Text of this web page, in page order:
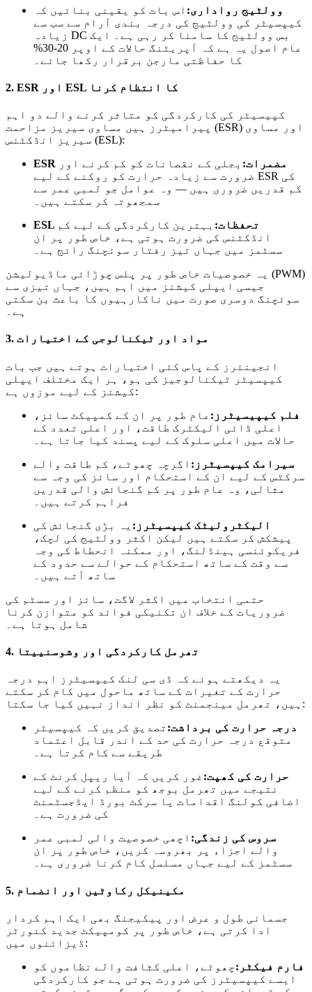
وولٹیج رواداری: اس بات کو یقینی بنائیں کہ
کیپسیٹر کی وولٹیج کی درجہ بندی آرام سے سب سے
زیادہ DC بس وولٹیج کا سامنا کر رہی ہے۔ ایک
عام اصول یہ ہے کہ آپریٹنگ حالات کے اوپر 20-30%
کا حفاظتی مارجن برقرار رکھا جائے۔
2. ESR اور ESL کا انتظام کرنا
کپیسیٹر کی کارکردگی کو متاثر کرنے والے دو اہم
پیرامیٹرز ہیں مساوی سیریز مزاحمت (ESR) اور مساوی
سیریز انڈکٹنس (ESL):
ESR مضمرات: بجلی کے نقصانات کو کم کرنے اور
ضرورت سے زیادہ حرارت کو روکنے کے لیے ESR کی
کم قدریں ضروری ہیں — وہ عوامل جو لمبی عمر سے
سمجھوتہ کر سکتے ہیں۔
ESL تحفظات: بہترین کارکردگی کے لیے کم
انڈکٹنس کی ضرورت ہوتی ہے، خاص طور پر ان
سسٹمز میں جہاں تیز رفتار سوئچنگ رائج ہے۔
یہ خصوصیات خاص طور پر پلس چوڑائی ماڈیولیشن (PWM)
جیسی ایپلی کیشنز میں اہم ہیں، جہاں تیزی سے
سوئچنگ دوسری صورت میں ناکارہیوں کا باعث بن سکتی
ہے۔
3. مواد اور ٹیکنالوجی کے اختیارات
انجینئرز کے پاس کئی اختیارات ہوتے ہیں جب بات
کیپسیٹر ٹیکنالوجیز کی ہو، ہر ایک مختلف ایپلی
کیشنز کے لیے موزوں ہے:
فلم کیپیسیٹرز: عام طور پر ان کے کمپیکٹ سائز،
اعلی ڈائی الیکٹرک طاقت، اور اعلی تعدد کے
حالات میں اعلی سلوک کے لیے پسند کیا جاتا ہے۔
سیرامک ​​کیپسیٹرز: اگرچہ چھوٹے، کم طاقت والے
سرکٹس کے لیے ان کے استحکام اور سائز کی وجہ سے
مثالی، وہ عام طور پر کم گنجائش والی قدریں
فراہم کرتے ہیں۔
الیکٹرولیٹک کیپسیٹرز: یہ بڑی گنجائش کی
پیشکش کر سکتے ہیں لیکن اکثر وولٹیج کی لچک،
فریکوئنسی ہینڈلنگ، اور ممکنہ انحطاط کی وجہ
سے وقت کے ساتھ استحکام کے حوالے سے حدود کے
ساتھ آتے ہیں۔
حتمی انتخاب میں اکثر لاگت، سائز اور سسٹم کی
ضروریات کے خلاف ان تکنیکی فوائد کو متوازن کرنا
شامل ہوتا ہے۔
4. تھرمل کارکردگی اور وشوسنییتا
یہ دیکھتے ہوئے کہ ڈی سی لنک کیپسیٹرز اہم درجہ
حرارت کے تغیرات کے ساتھ ماحول میں کام کر سکتے
ہیں، تھرمل مینجمنٹ کو نظر انداز نہیں کیا جا سکتا:
درجہ حرارت کی برداشت: تصدیق کریں کہ کیپسیٹر
متوقع درجہ حرارت کی حد کے اندر قابل اعتماد
طریقے سے کام کرتا ہے۔
حرارت کی کھپت: غور کریں کہ آیا ریپل کرنٹ کے
نتیجے میں تھرمل بوجھ کو منظم کرنے کے لیے
اضافی کولنگ اقدامات یا سرکٹ بورڈ ایڈجسٹمنٹ
کی ضرورت ہے۔
سروس کی زندگی: اچھی خصوصیت والی لمبی عمر
والے اجزاء پر بھروسہ کریں، خاص طور پر ان
سسٹمز کے لیے جہاں مسلسل کام کرنا ضروری ہے۔
5. مکینیکل رکاوٹیں اور انضمام
جسمانی طول و عرض اور پیکیجنگ بھی ایک اہم کردار
ادا کرتی ہے، خاص طور پر کومپیکٹ جدید کنورٹر
ڈیزائنوں میں:
فارم فیکٹر:چھوٹے، اعلی کثافت والے نظاموں کو
ایسے کیپسیٹرز کی ضرورت ہوتی ہے جو کارکردگی